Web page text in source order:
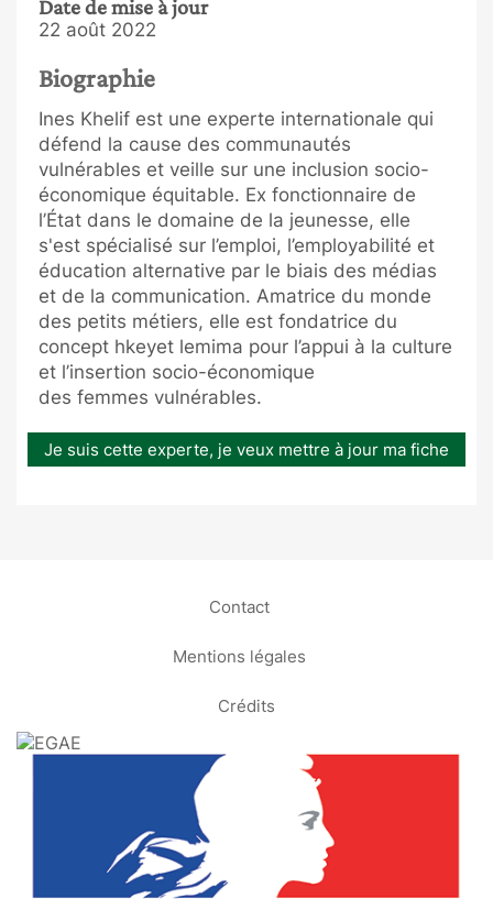
Date de mise à jour
22 août 2022
Biographie
Ines Khelif est une experte internationale qui
défend la cause des communautés
vulnérables et veille sur une inclusion socio-
économique équitable. Ex fonctionnaire de
l’État dans le domaine de la jeunesse, elle
s'est spécialisé sur l’emploi, l’employabilité et
éducation alternative par le biais des médias
et de la communication. Amatrice du monde
des petits métiers, elle est fondatrice du
concept hkeyet lemima pour l’appui à la culture
et l’insertion socio-économique
des femmes vulnérables.
Je suis cette experte, je veux mettre à jour ma fiche
Contact
Mentions légales
Crédits